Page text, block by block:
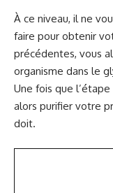
À ce niveau, il ne
faire pour obtenir
précédentes, vous
organisme dans le
Une fois que
alors purifier votre
doit.